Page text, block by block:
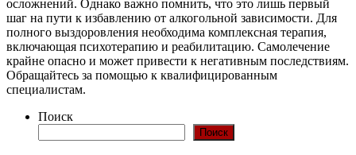
осложнений. Однако важно помнить, что это лишь первый
шаг на пути к избавлению от алкогольной зависимости. Для
полного выздоровления необходима комплексная терапия,
включающая психотерапию и реабилитацию. Самолечение
крайне опасно и может привести к негативным последствиям.
Обращайтесь за помощью к квалифицированным
специалистам.
Поиск
Поиск